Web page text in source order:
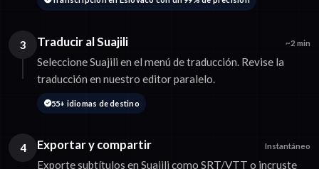
3 Traducir al Suajili ~2 min
Seleccione Suajili en el menú de traducción. Revise la
traducción en nuestro editor paralelo.
55+ idiomas de destino
4 Exportar y compartir Instantáneo
Exporte subtítulos en Suajili como SRT/VTT o incruste